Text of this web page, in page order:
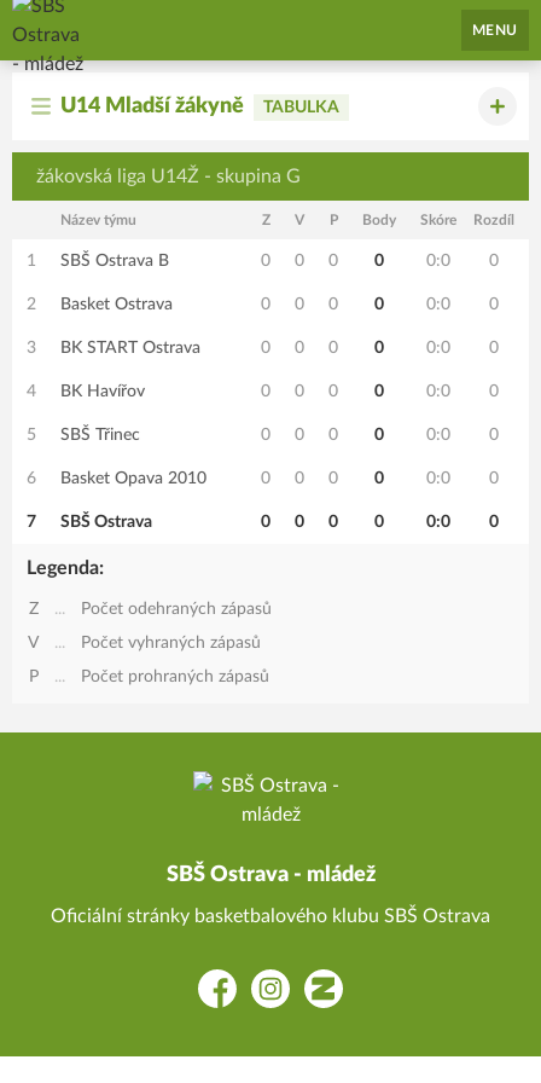
SBŠ Ostrava - mládež
MENU
U14 Mladší žákyně TABULKA
žákovská liga U14Ž - skupina G
Název týmu Z V P Body Skóre Rozdíl
1 SBŠ Ostrava B 0 0 0 0 0:0 0
2 Basket Ostrava 0 0 0 0 0:0 0
3 BK START Ostrava 0 0 0 0 0:0 0
4 BK Havířov 0 0 0 0 0:0 0
5 SBŠ Třinec 0 0 0 0 0:0 0
6 Basket Opava 2010 0 0 0 0 0:0 0
7 SBŠ Ostrava 0 0 0 0 0:0 0
Legenda:
Z ...
Počet odehraných zápasů
V
...
Počet vyhraných zápasů
P
... Počet prohraných zápasů
SBŠ Ostrava - mládež
Oficiální stránky basketbalového klubu SBŠ Ostrava
FacebookInstagramZonerama